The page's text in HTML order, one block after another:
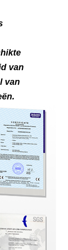
van
van